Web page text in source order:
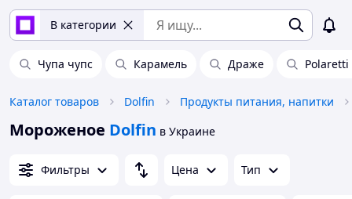
В категории
Чупа чупс Карамель Драже
Каталог товаров Dolfin Продукты питания, напитки
Мороженое Dolfin в Украине
Фильтры Цена Тип